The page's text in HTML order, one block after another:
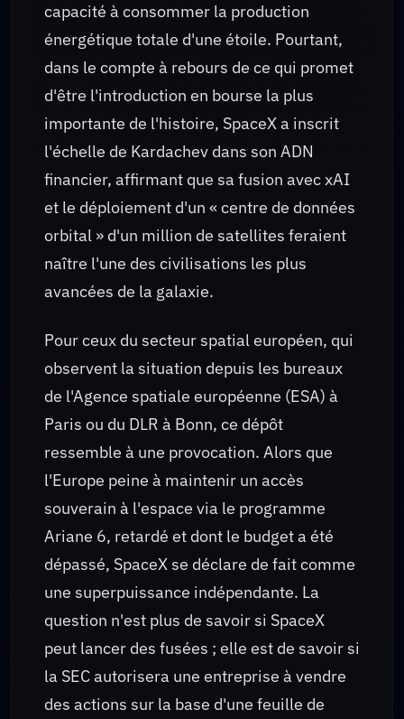
capacité à consommer la production
énergétique totale d'une étoile. Pourtant,
dans le compte à rebours de ce qui promet
d'être l'introduction en bourse la plus
importante de l'histoire, SpaceX a inscrit
l'échelle de Kardachev dans son ADN
financier, affirmant que sa fusion avec xAI
et le déploiement d'un « centre de données
orbital » d'un million de satellites feraient
naître l'une des civilisations les plus
avancées de la galaxie.
Pour ceux du secteur spatial européen, qui
observent la situation depuis les bureaux
de l'Agence spatiale européenne (ESA) à
Paris ou du DLR à Bonn, ce dépôt
ressemble à une provocation. Alors que
l'Europe peine à maintenir un accès
souverain à l'espace via le programme
Ariane 6, retardé et dont le budget a été
dépassé, SpaceX se déclare de fait comme
une superpuissance indépendante. La
question n'est plus de savoir si SpaceX
peut lancer des fusées ; elle est de savoir si
la SEC autorisera une entreprise à vendre
des actions sur la base d'une feuille de